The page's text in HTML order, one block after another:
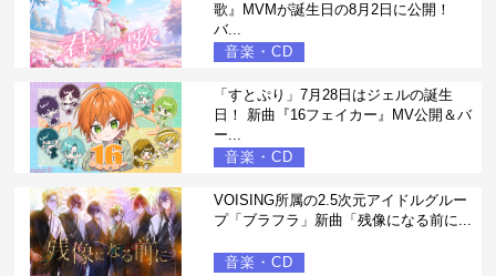
歌』MVMが誕生日の8月2日に公開！
バ...
音楽・CD
「すとぷり」7月28日はジェルの誕生
日！ 新曲『16フェイカー』MV公開＆バ
ー...
音楽・CD
VOISING所属の2.5次元アイドルグルー
プ「ブラフラ」新曲「残像になる前に...
音楽・CD